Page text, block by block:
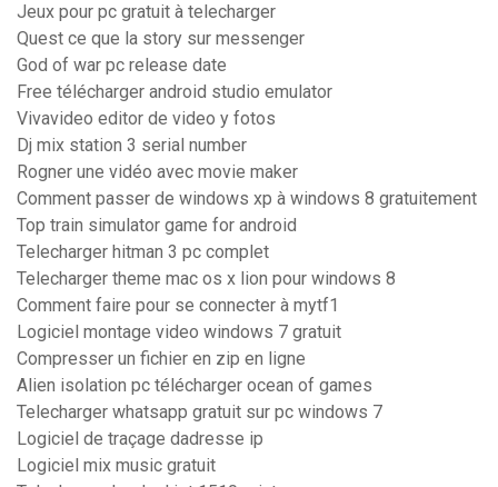
Jeux pour pc gratuit à telecharger
Quest ce que la story sur messenger
God of war pc release date
Free télécharger android studio emulator
Vivavideo editor de video y fotos
Dj mix station 3 serial number
Rogner une vidéo avec movie maker
Comment passer de windows xp à windows 8 gratuitement
Top train simulator game for android
Telecharger hitman 3 pc complet
Telecharger theme mac os x lion pour windows 8
Comment faire pour se connecter à mytf1
Logiciel montage video windows 7 gratuit
Compresser un fichier en zip en ligne
Alien isolation pc télécharger ocean of games
Telecharger whatsapp gratuit sur pc windows 7
Logiciel de traçage dadresse ip
Logiciel mix music gratuit